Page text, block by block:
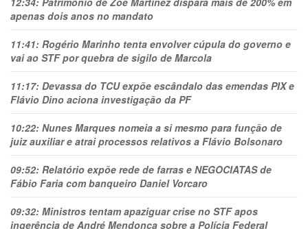
apenas dois anos no mandato
11:41: Rogério Marinho tenta envolver cúpula do governo e
vai ao STF por quebra de sigilo de Marcola
11:17: Devassa do TCU expõe escândalo das emendas PIX e
Flávio Dino aciona investigação da PF
10:22: Nunes Marques nomeia a si mesmo para função de
juiz auxiliar e atrai processos relativos a Flávio Bolsonaro
09:52: Relatório expõe rede de farras e NEGOCIATAS de
Fábio Faria com banqueiro Daniel Vorcaro
09:32: Ministros tentam apaziguar crise no STF apos
ingerência de André Mendonça sobre a Polícia Federal